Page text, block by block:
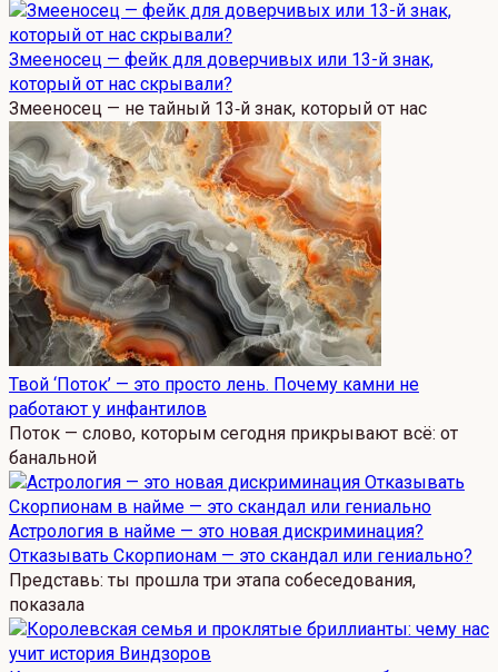
Змееносец — фейк для доверчивых или 13-й знак,
который от нас скрывали?
Змееносец — не тайный 13‑й знак, который от нас
Твой ‘Поток’ — это просто лень. Почему камни не
работают у инфантилов
Поток — слово, которым сегодня прикрывают всё: от
банальной
Астрология в найме — это новая дискриминация?
Отказывать Скорпионам — это скандал или гениально?
Представь: ты прошла три этапа собеседования,
показала